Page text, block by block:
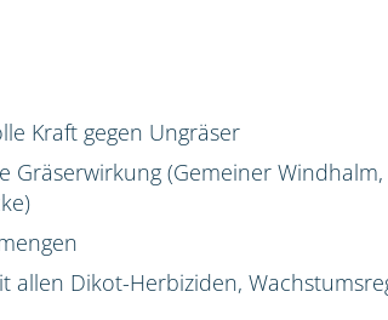
Kraft gegen Ungräser
Gräserwirkung (Gemeiner Windhalm,
allen Dikot-Herbiziden,